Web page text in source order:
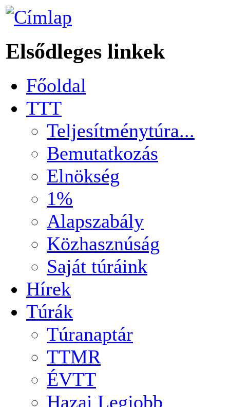
Elsődleges linkek
Főoldal
TTT
Teljesítménytúra...
Bemutatkozás
Elnökség
1%
Alapszabály
Közhasznúság
Saját túráink
Hírek
Túrák
Túranaptár
TTMR
ÉVTT
Hazai Legjobb